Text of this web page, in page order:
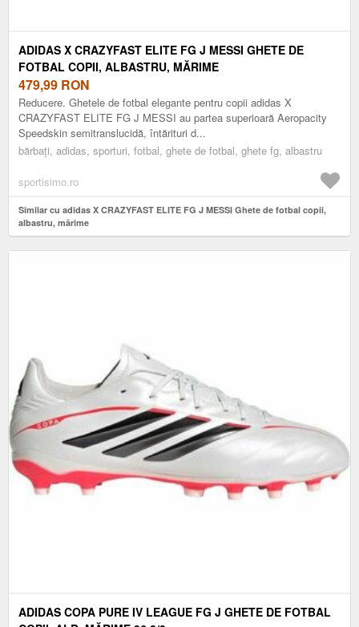
ADIDAS X CRAZYFAST ELITE FG J MESSI GHETE DE
FOTBAL COPII, ALBASTRU, MĂRIME
479,99 RON
Reducere. Ghetele de fotbal elegante pentru copii adidas X
CRAZYFAST ELITE FG J MESSI au partea superioară Aeropacity
Speedskin semitranslucidă, întărituri d...
bărbați, adidas, sporturi, fotbal, ghete de fotbal, ghete fg, albastru
sportisimo.ro
Similar cu adidas X CRAZYFAST ELITE FG J MESSI Ghete de fotbal copii,
albastru, mărime
ADIDAS COPA PURE IV LEAGUE FG J GHETE DE FOTBAL